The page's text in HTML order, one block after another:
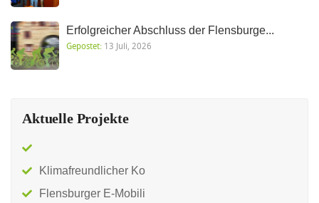
Erfolgreicher Abschluss der Flensburge...
Gepostet: 13 Juli, 2026
Aktuelle Projekte
Klimafreundlicher Ko
Flensburger E-Mobili